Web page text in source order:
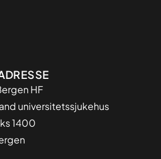
HF
universitetssjukehus
1400